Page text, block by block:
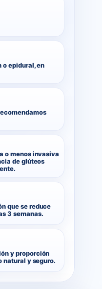
o epidural, en
o menos invasiva
de glúteos
que se reduce
3 semanas.
y proporción
natural y seguro.